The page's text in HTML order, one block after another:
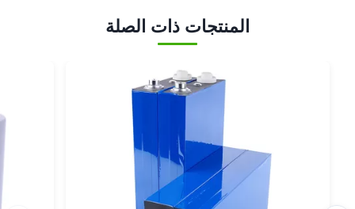
المنتجات ذات الصلة